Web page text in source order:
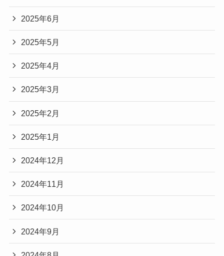
2025年6月
2025年5月
2025年4月
2025年3月
2025年2月
2025年1月
2024年12月
2024年11月
2024年10月
2024年9月